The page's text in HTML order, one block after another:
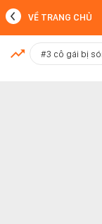
MỚI NHẤT
VỀ TRANG CHỦ
#3 cô gái bị